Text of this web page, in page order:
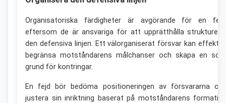
Organisatoriska färdigheter är avgörande för en
eftersom de är ansvariga för att upprätthålla strukturen
den defensiva linjen. Ett välorganiserat försvar kan
begränsa motståndarens målchanser och skapa en
grund för kontringar.
En fejd bör bedöma positioneringen av försvararna
justera sin inriktning baserat på motståndarens